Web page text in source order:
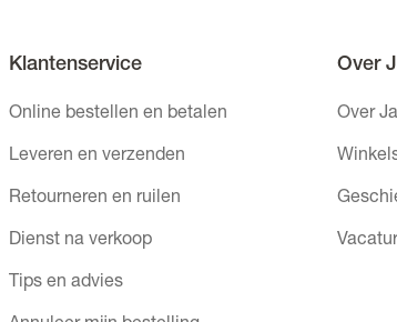
Klantenservice
Online bestellen en betalen
Leveren en verzenden
Retourneren en ruilen
Dienst na verkoop
Tips en advies
Over
Over